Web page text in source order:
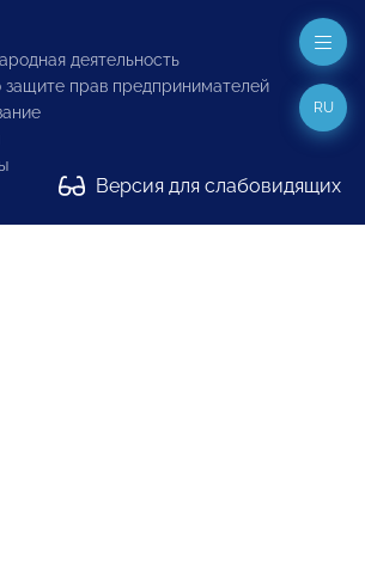
деятельность
прав предпринимателей
Версия для слабовидящих
RU